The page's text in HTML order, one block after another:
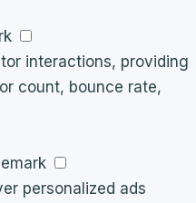
interactions, providing
count, bounce rate,
personalized ads